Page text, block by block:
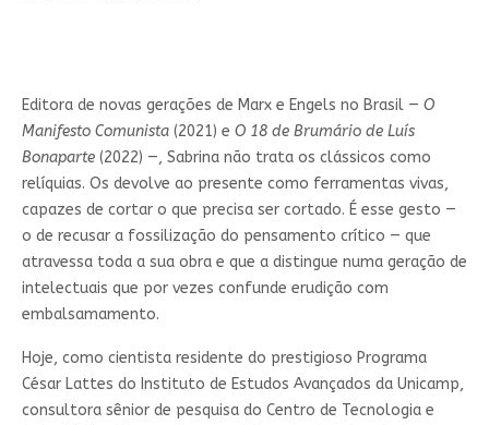
Editora de novas gerações de Marx e Engels no Brasil — O
Manifesto Comunista(2021) e O 18 de Brumário de Luís
Bonaparte(2022) —, Sabrina não trata os clássicos como
relíquias. Os devolve ao presente como ferramentas vivas,
capazes de cortar o que precisa ser cortado. É esse gesto —
o de recusar a fossilização do pensamento crítico — que
atravessa toda a sua obra e que a distingue numa geração de
intelectuais que por vezes confunde erudição com
embalsamamento.
Hoje, como cientista residente do prestigioso Programa
César Lattes do Instituto de Estudos Avançados da Unicamp,
consultora sênior de pesquisa do Centro de Tecnologia e